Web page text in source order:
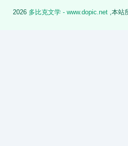
2026 多比克文学 - www.dopic.net ,本站